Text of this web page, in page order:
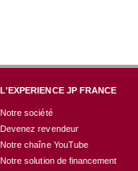
L'EXPERIENCE JP FRANCE
Notre société
Devenez revendeur
Notre chaîne YouTube
Notre solution de financement